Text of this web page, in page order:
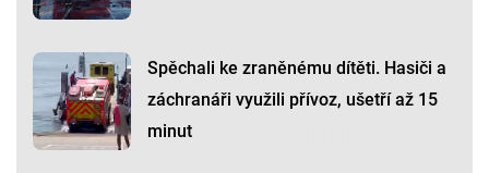
Spěchali ke zraněnému dítěti. Hasiči a
záchranáři využili přívoz, ušetří až 15
minut